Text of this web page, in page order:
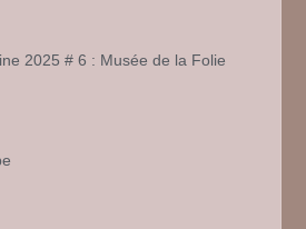
2025 # 6 : Musée de la Folie